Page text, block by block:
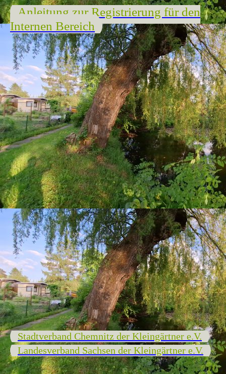
Anleitung zur Registrierung für den
Internen Bereich
Stadtverband Chemnitz der Kleingärtner e.V.
Landesverband Sachsen der Kleingärtner e.V.